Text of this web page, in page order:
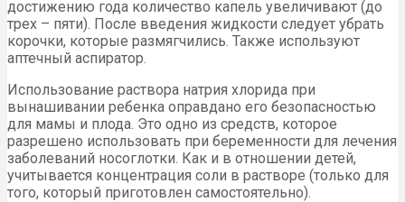
достижению года количество капель увеличивают (до
трех – пяти). После введения жидкости следует убрать
корочки, которые размягчились. Также используют
аптечный аспиратор.
Использование раствора натрия хлорида при
вынашивании ребенка оправдано его безопасностью
для мамы и плода. Это одно из средств, которое
разрешено использовать при беременности для лечения
заболеваний носоглотки. Как и в отношении детей,
учитывается концентрация соли в растворе (только для
того, который приготовлен самостоятельно).